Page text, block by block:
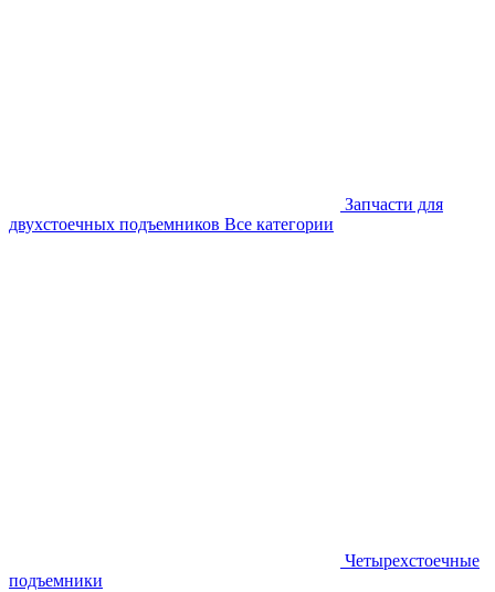
Запчасти для
двухстоечных подъемников Все категории
Четырехстоечные
подъемники